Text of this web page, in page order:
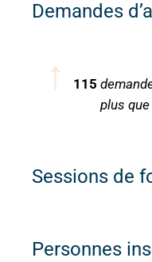
Demandes
↑ 115
plus
Sessions de
Personnes